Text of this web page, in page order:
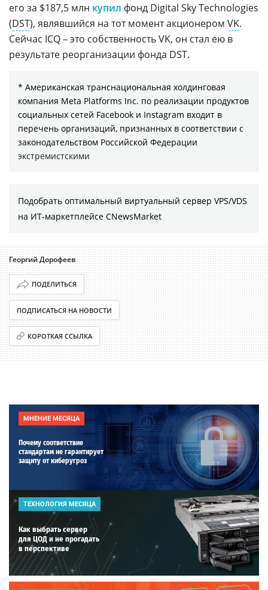
его за $187,5 млн купил фонд Digital Sky Technologies
(DST), являвшийся на тот момент акционером VK.
Сейчас ICQ – это собственность VK, он стал ею в
результате реорганизации фонда DST.
* Американская транснациональная холдинговая
компания Meta Platforms Inc. по реализации продуктов
социальных сетей Facebook и Instagram входит в
перечень организаций, признанных в соответствии с
законодательством Российской Федерации
экстремистскими
Подобрать оптимальный виртуальный сервер VPS/VDS
на ИТ-маркетплейсе CNewsMarket
Георгий Дорофеев
ПОДЕЛИТЬСЯ
ПОДПИСАТЬСЯ НА НОВОСТИ
КОРОТКАЯ ССЫЛКА
МНЕНИЕ МЕСЯЦА
Почему соответствие
стандартам не гарантирует
защиту от киберугроз
ТЕХНОЛОГИЯ МЕСЯЦА
Как выбрать сервер
для ЦОД и не прогадать
в перспективе